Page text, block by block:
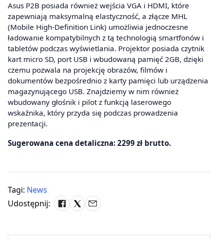
Asus P2B posiada również wejścia VGA i HDMI, które
zapewniają maksymalną elastyczność, a złącze MHL
(Mobile High-Definition Link) umożliwia jednoczesne
ładowanie kompatybilnych z tą technologią smartfonów i
tabletów podczas wyświetlania. Projektor posiada czytnik
kart micro SD, port USB i wbudowaną pamięć 2GB, dzięki
czemu pozwala na projekcję obrazów, filmów i
dokumentów bezpośrednio z karty pamięci lub urządzenia
magazynującego USB. Znajdziemy w nim również
wbudowany głośnik i pilot z funkcją laserowego
wskaźnika, który przyda się podczas prowadzenia
prezentacji.
Sugerowana cena detaliczna: 2299 zł brutto.
Tagi: News
Udostępnij: